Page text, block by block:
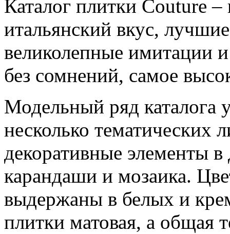
Каталог плитки Couture
итальянский вкус,
великолепные имитации
без сомнений, самое
Модельный ряд каталога
несколько тематических
декоративные элементы
карандаши и мозаика.
выдержаны в белых и
плитки матовая, а общая